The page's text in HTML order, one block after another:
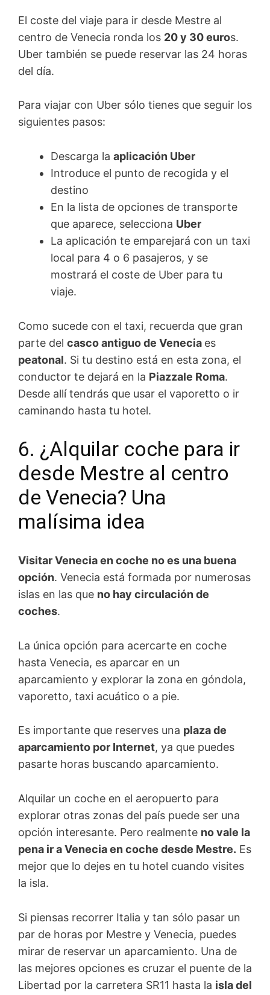
El coste del viaje para ir desde Mestre al
centro de Venecia ronda los 20 y 30 euros.
Uber también se puede reservar las 24 horas
del día.
Para viajar con Uber sólo tienes que seguir los
siguientes pasos:
Descarga la aplicación Uber
Introduce el punto de recogida y el
destino
En la lista de opciones de transporte
que aparece, selecciona Uber
La aplicación te emparejará con un taxi
local para 4 o 6 pasajeros, y se
mostrará el coste de Uber para tu
viaje.
Como sucede con el taxi, recuerda que gran
parte del casco antiguo de Venecia es
peatonal. Si tu destino está en esta zona, el
conductor te dejará en la Piazzale Roma.
Desde allí tendrás que usar el vaporetto o ir
caminando hasta tu hotel.
6. ¿Alquilar coche para ir
desde Mestre al centro
de Venecia? Una
malísima idea
Visitar Venecia en coche no es una buena
opción. Venecia está formada por numerosas
islas en las que no hay circulación de
coches.
La única opción para acercarte en coche
hasta Venecia, es aparcar en un
aparcamiento y explorar la zona en góndola,
vaporetto, taxi acuático o a pie.
Es importante que reserves una plaza de
aparcamiento por Internet, ya que puedes
pasarte horas buscando aparcamiento.
Alquilar un coche en el aeropuerto para
explorar otras zonas del país puede ser una
opción interesante. Pero realmente no vale la
pena ir a Venecia en coche desde Mestre. Es
mejor que lo dejes en tu hotel cuando visites
la isla.
Si piensas recorrer Italia y tan sólo pasar un
par de horas por Mestre y Venecia, puedes
mirar de reservar un aparcamiento. Una de
las mejores opciones es cruzar el puente de la
Libertad por la carretera SR11 hasta la isla del